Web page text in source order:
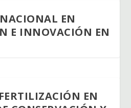
EN
E INNOVACIÓN EN
EN